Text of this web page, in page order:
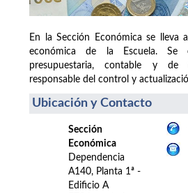
En la Sección Económica se lleva
económica de la Escuela.
presupuestaria, contable y de
responsable del control y
Ubicación y Contacto
Sección
Económica
Dependencia
A140, Planta 1ª -
Edificio A